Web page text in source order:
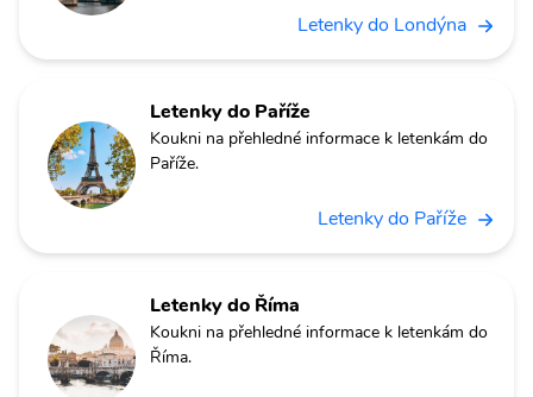
Letenky do Londýna
Letenky do Paříže
Koukni na přehledné informace k letenkám do
Paříže.
Letenky do Paříže
Letenky do Říma
Koukni na přehledné informace k letenkám do
Říma.